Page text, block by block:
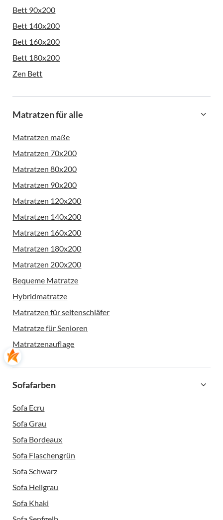
Bett 90x200
Bett 140x200
Bett 160x200
Bett 180x200
Zen Bett
Matratzen für alle
Matratzen maße
Matratzen 70x200
Matratzen 80x200
Matratzen 90x200
Matratzen 120x200
Matratzen 140x200
Matratzen 160x200
Matratzen 180x200
Matratzen 200x200
Bequeme Matratze
Hybridmatratze
Matratzen für seitenschläfer
Matratze für Senioren
Matratzenauflage
Sofafarben
Sofa Ecru
Sofa Grau
Sofa Bordeaux
Sofa Flaschengrün
Sofa Schwarz
Sofa Hellgrau
Sofa Khaki